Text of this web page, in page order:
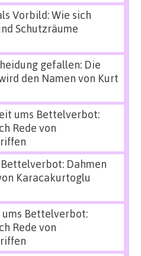
Vorbild: Wie sich
Schutzräume
gefallen: Die
den Namen von Kurt
ums Bettelverbot:
Rede von
Dahmen
Karacakurtoglu
Bettelverbot:
Rede von